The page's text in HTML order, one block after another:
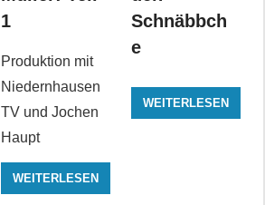
1
Produktion mit
Niedernhausen
TV und Jochen
Haupt
WEITERLESEN
Schnäbbch
e
WEITERLESEN